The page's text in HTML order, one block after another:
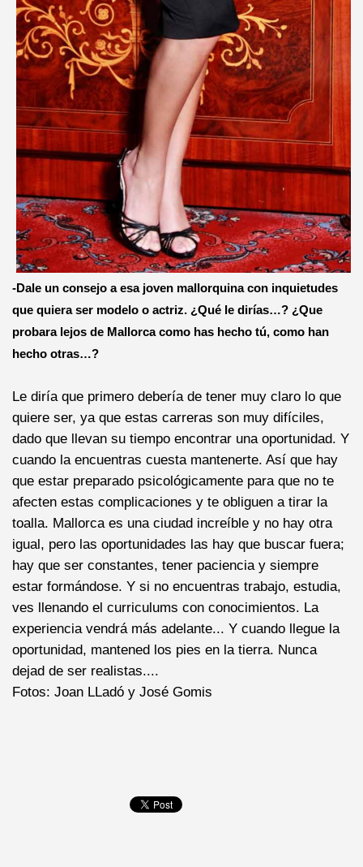
-Dale un consejo a esa joven mallorquina con inquietudes
que quiera ser modelo o actriz. ¿Qué le dirías…? ¿Que
probara lejos de Mallorca como has hecho tú, como han
hecho otras…?
Le diría que primero debería de tener muy claro lo que
quiere ser, ya que estas carreras son muy difíciles,
dado que llevan su tiempo encontrar una oportunidad. Y
cuando la encuentras cuesta mantenerte. Así que hay
que estar preparado psicológicamente para que no te
afecten estas complicaciones y te obliguen a tirar la
toalla. Mallorca es una ciudad increíble y no hay otra
igual, pero las oportunidades las hay que buscar fuera;
hay que ser constantes, tener paciencia y siempre
estar formándose. Y si no encuentras trabajo, estudia,
ves llenando el curriculums con conocimientos. La
experiencia vendrá más adelante... Y cuando llegue la
oportunidad, mantened los pies en la tierra. Nunca
dejad de ser realistas....
Fotos: Joan LLadó y José Gomis